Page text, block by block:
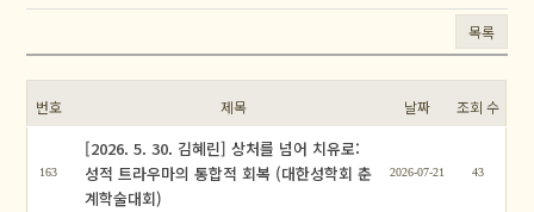
목록
번호 제목 날짜 조회 수
163
[2026. 5. 30. 김혜린] 상처를 넘어 치유로:
성적 트라우마의 통합적 회복 (대한성학회 춘
계학술대회)
2026-07-21 43